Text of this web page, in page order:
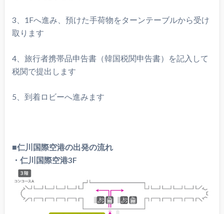
3、1Fへ進み、預けた手荷物をターンテーブルから受け
取ります
4、旅行者携帯品申告書（韓国税関申告書）を記入して
税関で提出します
5、到着ロビーへ進みます
■仁川国際空港の出発の流れ
・仁川国際空港3F